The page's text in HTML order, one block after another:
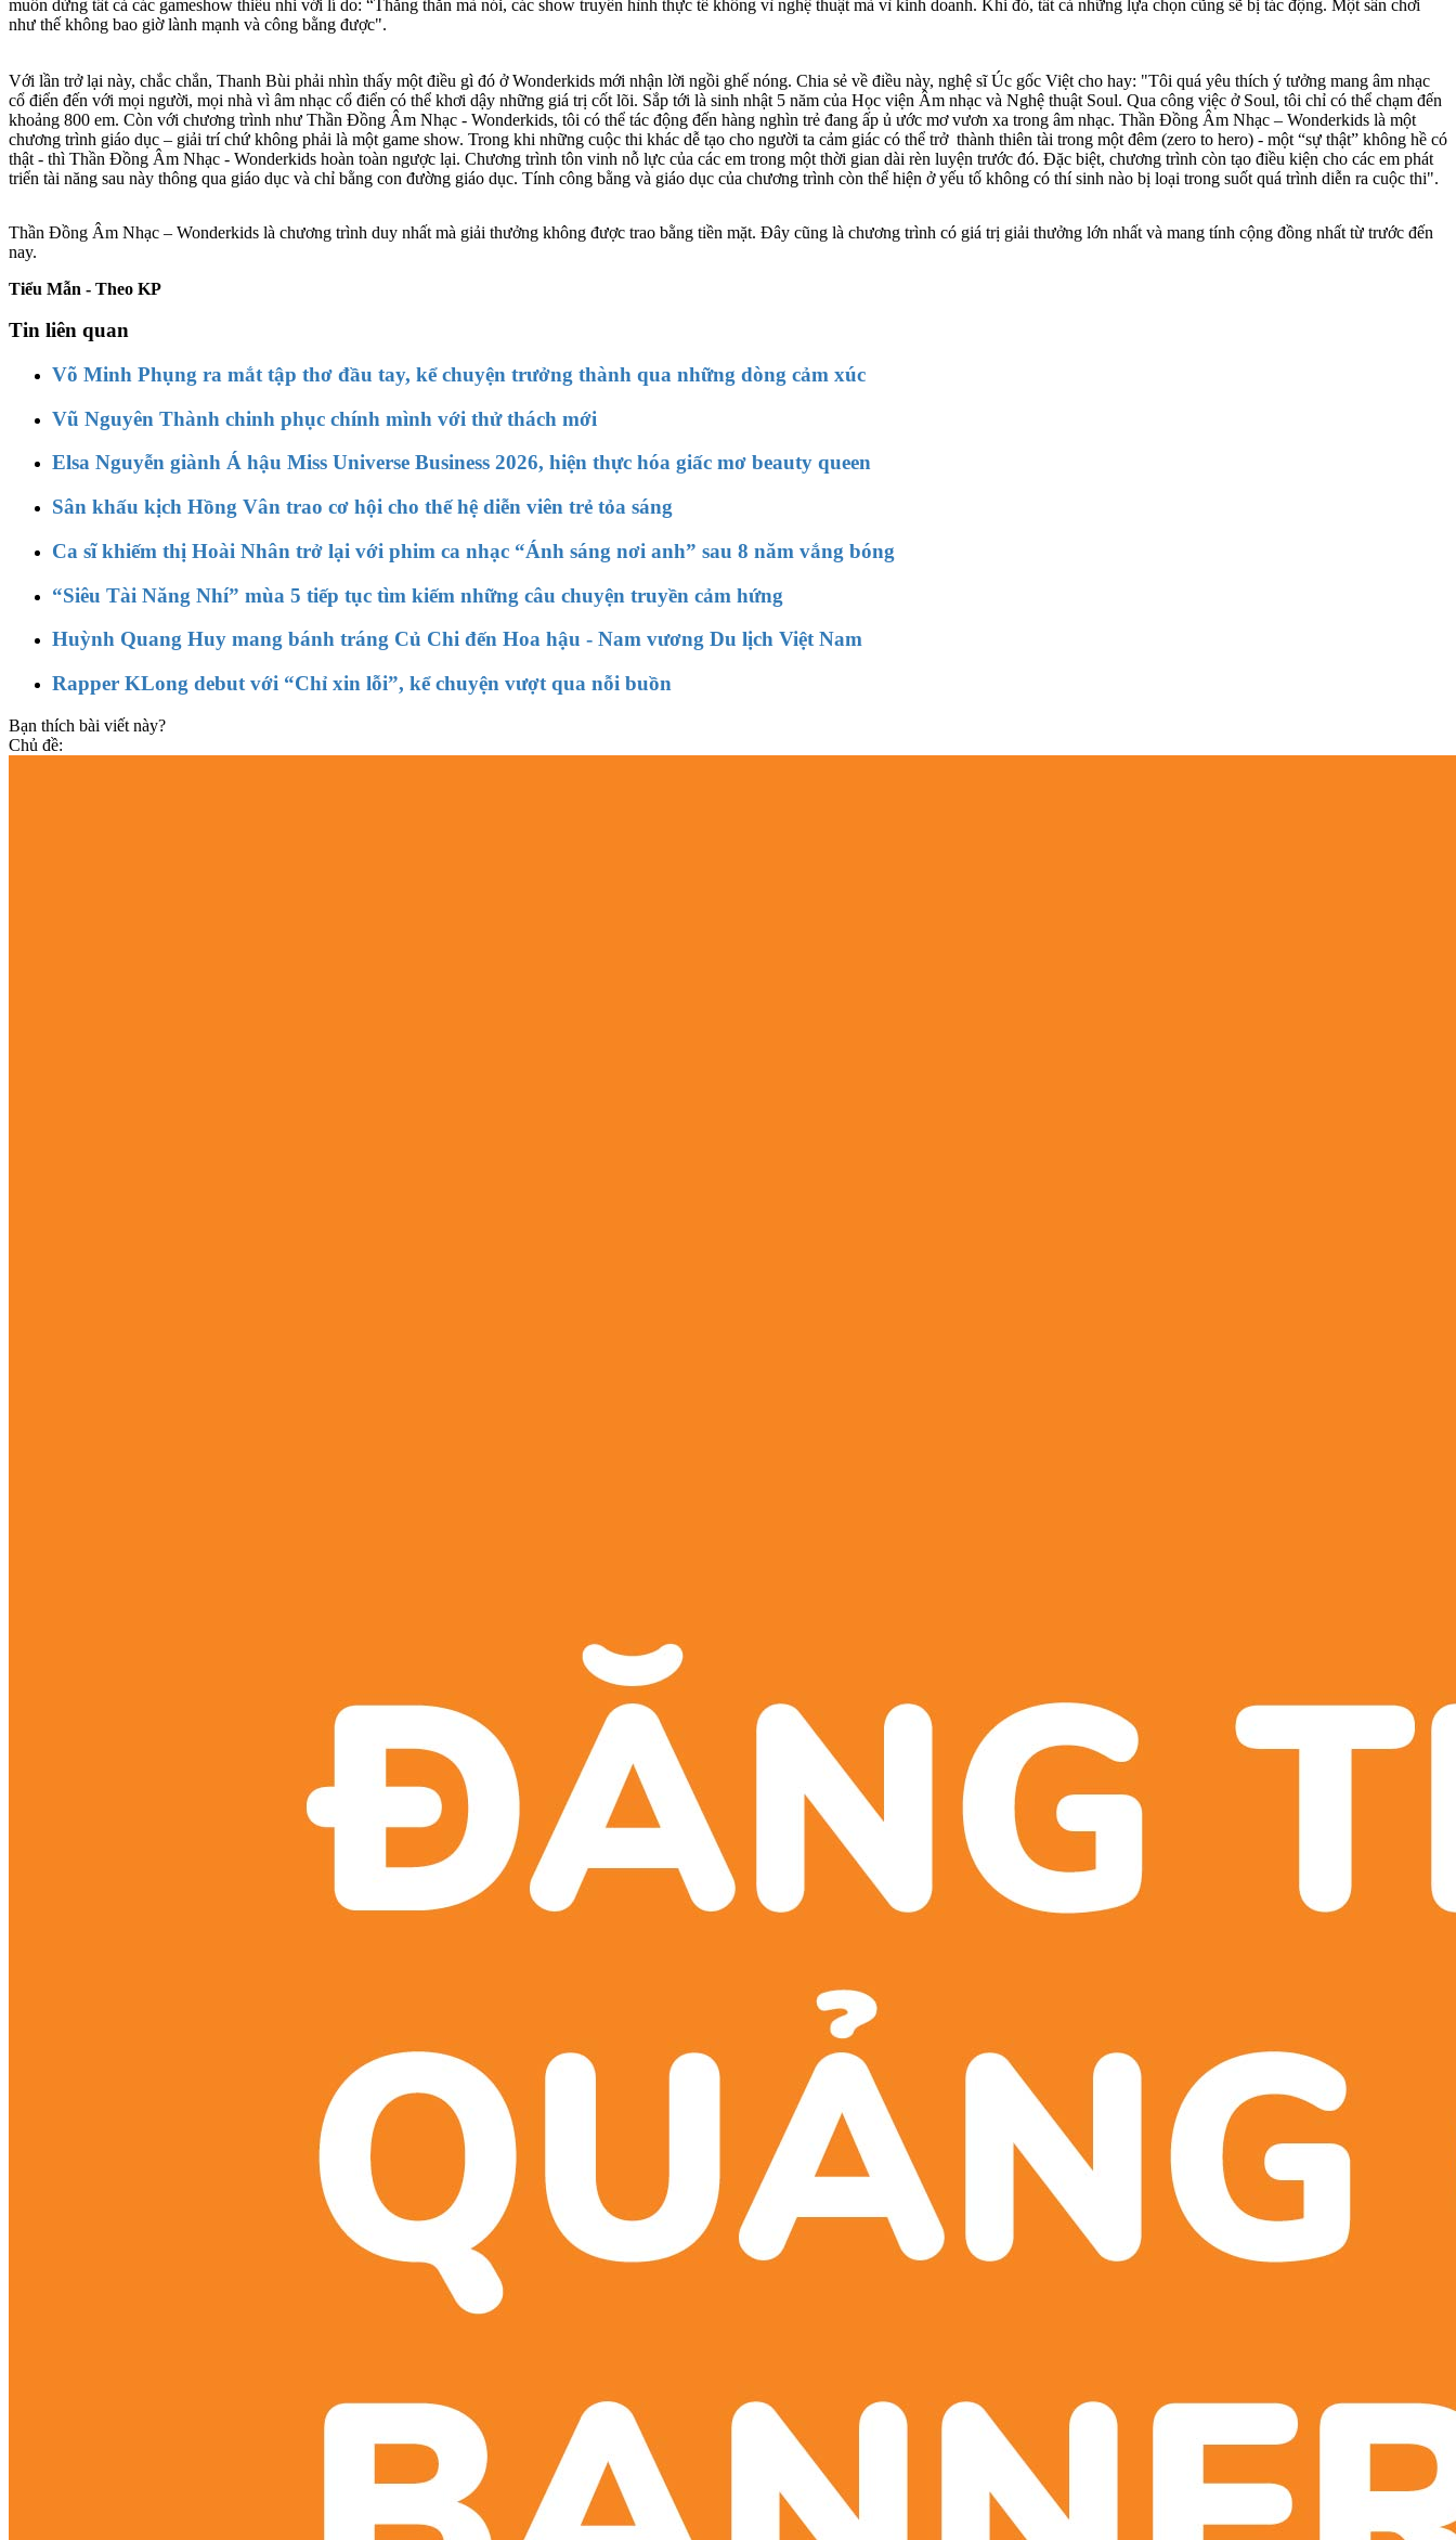
muốn dừng tất cả các gameshow thiếu nhi với lí do: “Thẳng thắn mà nói, các show truyền hình thực tế không vì nghệ thuật mà vì kinh doanh. Khi đó, tất cả những lựa chọn cũng sẽ bị tác động. Một sân chơi
như thế không bao giờ lành mạnh và công bằng được".
Với lần trở lại này, chắc chắn, Thanh Bùi phải nhìn thấy một điều gì đó ở Wonderkids mới nhận lời ngồi ghế nóng. Chia sẻ về điều này, nghệ sĩ Úc gốc Việt cho hay: "Tôi quá yêu thích ý tưởng mang âm nhạc
cổ điển đến với mọi người, mọi nhà vì âm nhạc cổ điển có thể khơi dậy những giá trị cốt lõi. Sắp tới là sinh nhật 5 năm của Học viện Âm nhạc và Nghệ thuật Soul. Qua công việc ở Soul, tôi chỉ có thể chạm đến
khoảng 800 em. Còn với chương trình như Thần Đồng Âm Nhạc - Wonderkids, tôi có thể tác động đến hàng nghìn trẻ đang ấp ủ ước mơ vươn xa trong âm nhạc. Thần Đồng Âm Nhạc – Wonderkids là một
chương trình giáo dục – giải trí chứ không phải là một game show. Trong khi những cuộc thi khác dễ tạo cho người ta cảm giác có thể trở thành thiên tài trong một đêm (zero to hero) - một “sự thật” không hề có
thật - thì Thần Đồng Âm Nhạc - Wonderkids hoàn toàn ngược lại. Chương trình tôn vinh nỗ lực của các em trong một thời gian dài rèn luyện trước đó. Đặc biệt, chương trình còn tạo điều kiện cho các em phát
triển tài năng sau này thông qua giáo dục và chỉ bằng con đường giáo dục. Tính công bằng và giáo dục của chương trình còn thể hiện ở yếu tố không có thí sinh nào bị loại trong suốt quá trình diễn ra cuộc thi".
Thần Đồng Âm Nhạc – Wonderkids là chương trình duy nhất mà giải thưởng không được trao bằng tiền mặt. Đây cũng là chương trình có giá trị giải thưởng lớn nhất và mang tính cộng đồng nhất từ trước đến
nay.
Tiểu Mẫn - Theo KP
Tin liên quan
Võ Minh Phụng ra mắt tập thơ đầu tay, kể chuyện trưởng thành qua những dòng cảm xúc
Vũ Nguyên Thành chinh phục chính mình với thử thách mới
Elsa Nguyễn giành Á hậu Miss Universe Business 2026, hiện thực hóa giấc mơ beauty queen
Sân khấu kịch Hồng Vân trao cơ hội cho thế hệ diễn viên trẻ tỏa sáng
Ca sĩ khiếm thị Hoài Nhân trở lại với phim ca nhạc “Ánh sáng nơi anh” sau 8 năm vắng bóng
“Siêu Tài Năng Nhí” mùa 5 tiếp tục tìm kiếm những câu chuyện truyền cảm hứng
Huỳnh Quang Huy mang bánh tráng Củ Chi đến Hoa hậu - Nam vương Du lịch Việt Nam
Rapper KLong debut với “Chỉ xin lỗi”, kể chuyện vượt qua nỗi buồn
Bạn thích bài viết này?
Chủ đề: